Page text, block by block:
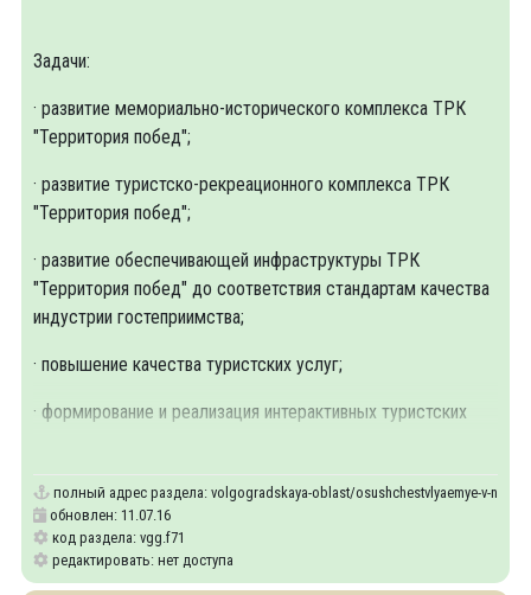
Задачи:
· развитие мемориально-исторического комплекса ТРК
"Территория побед";
· развитие туристско-рекреационного комплекса ТРК
"Территория побед";
· развитие обеспечивающей инфраструктуры ТРК
"Территория побед" до соответствия стандартам качества
индустрии гостеприимства;
· повышение качества туристских услуг;
· формирование и реализация интерактивных туристских
полный адрес раздела: volgogradskaya-oblast/osushchestvlyaemye-v-
обновлен: 11.07.16
код раздела: vgg.f71
редактировать: нет доступа